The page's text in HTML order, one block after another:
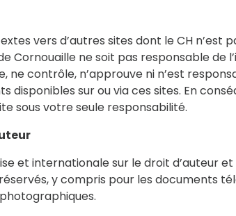
vers d’autres sites dont le CH n’est
Cornouaille ne soit pas responsable de
ne contrôle, n’approuve ni n’est
sur ou via ces sites. En
sous votre seule responsabilité.
et internationale sur le droit d’auteur
y compris pour les documents